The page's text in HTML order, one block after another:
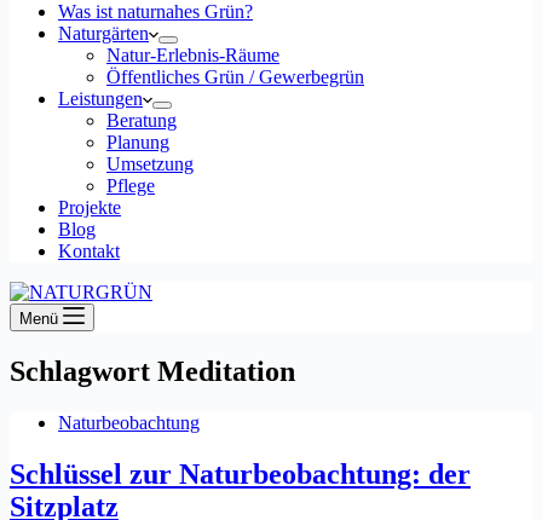
Was ist naturnahes Grün?
Naturgärten
Natur-Erlebnis-Räume
Öffentliches Grün / Gewerbegrün
Leistungen
Beratung
Planung
Umsetzung
Pflege
Projekte
Blog
Kontakt
Menü
Schlagwort Meditation
Naturbeobachtung
Schlüssel zur Naturbeobachtung: der
Sitzplatz